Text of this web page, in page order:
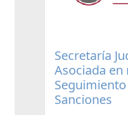
Secretaría
Asociada
Sanciones